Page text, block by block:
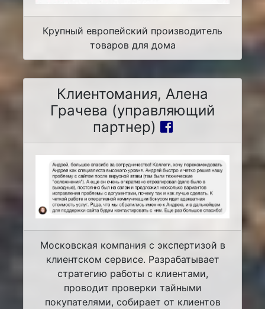
Крупный европейский производитель
товаров для дома
Клиентомания, Алена
Грачева (управляющий
партнер)
Московская компания с экспертизой в
клиентском сервисе. Разрабатывает
стратегию работы с клиентами,
проводит проверки тайными
покупателями, собирает от клиентов